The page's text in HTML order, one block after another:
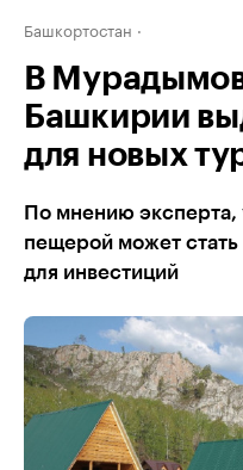
Башкортостан
В
Башкирии
для новых
По мнению эксперта,
пещерой может
для инвестиций